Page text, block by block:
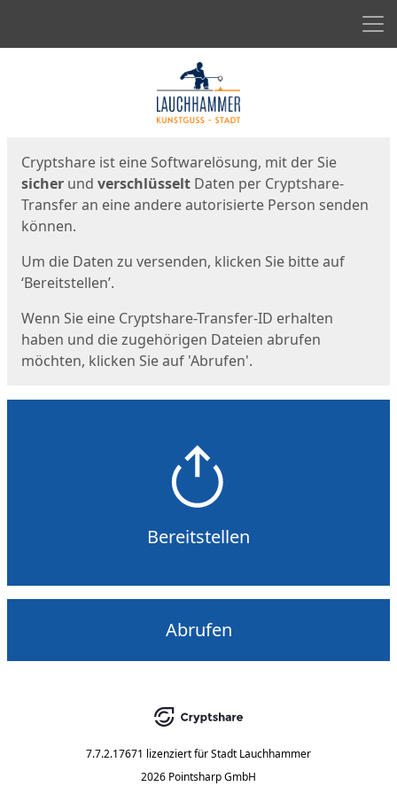
Cryptshare ist eine Softwarelösung, mit der Sie
sicher und verschlüsselt Daten per Cryptshare-
Transfer an eine andere autorisierte Person senden
können.
Um die Daten zu versenden, klicken Sie bitte auf
‘Bereitstellen’.
Wenn Sie eine Cryptshare-Transfer-ID erhalten
haben und die zugehörigen Dateien abrufen
möchten, klicken Sie auf 'Abrufen'.
Bereitstellen
Abrufen
7.7.2.17671 lizenziert fürStadt Lauchhammer
2026 Pointsharp GmbH